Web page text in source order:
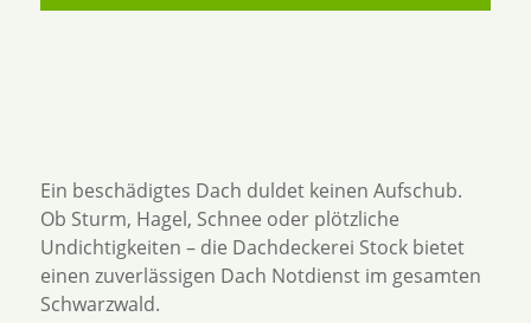
Ein beschädigtes Dach duldet keinen Aufschub.
Ob Sturm, Hagel, Schnee oder plötzliche
Undichtigkeiten – die Dachdeckerei Stock bietet
einen zuverlässigen Dach Notdienst im gesamten
Schwarzwald.